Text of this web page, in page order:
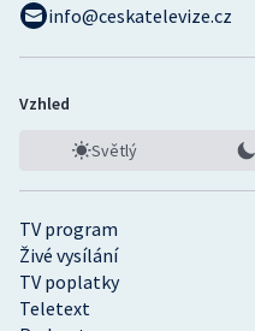
TV program
Živé vysílání
TV poplatky
Teletext
info@ceskatelevize.cz
Vzhled
Světlý